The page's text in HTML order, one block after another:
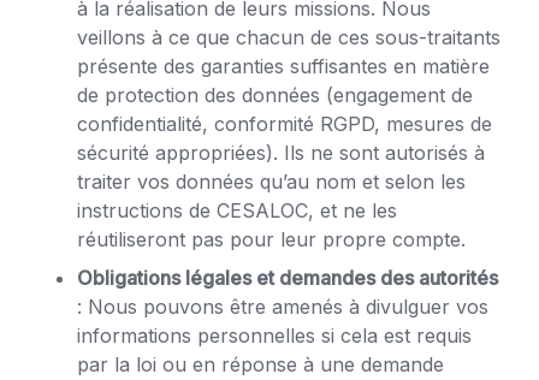
à la réalisation de leurs missions. Nous
veillons à ce que chacun de ces sous-traitants
présente des garanties suffisantes en matière
de protection des données (engagement de
confidentialité, conformité RGPD, mesures de
sécurité appropriées). Ils ne sont autorisés à
traiter vos données qu’au nom et selon les
instructions de CESALOC, et ne les
réutiliseront pas pour leur propre compte.
Obligations légales et demandes des autorités
: Nous pouvons être amenés à divulguer vos
informations personnelles si cela est requis
par la loi ou en réponse à une demande